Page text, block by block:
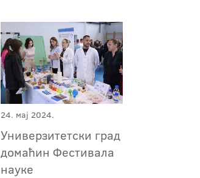
24. мај 2024.
Универзитетски град
домаћин Фестивала
науке